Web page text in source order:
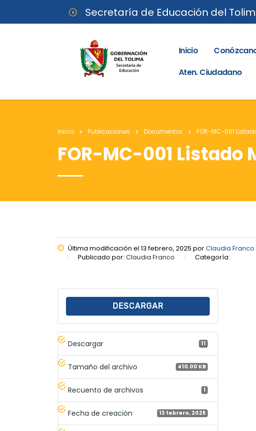
Secretaría de Educación del
Inicio
Aten. Ciudadano
Inicio Publicaciones Documentos FOR-MC-001
FOR-MC-001
Última modificación el 13 febrero, 2025 porClaudia Franco
Publicado por: Claudia Franco Categoría:
DESCARGAR
Descargar 11
Tamaño del archivo 410.00 KB
Recuento de archivos 1
Fecha de creación 13 febrero, 2025